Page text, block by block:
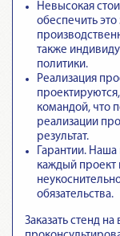
Невысокая
обеспечить
также
политики.
Реализация
командой, что
реализации
результат.
Гарантии. Наша
каждый проект
обязательства.
Заказать стенд